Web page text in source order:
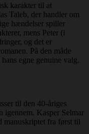
karakter til at
Taleb, der handler om
hændelser spiller
mens Peter (i
og det er
På den måde
egne genuine valg.
til den 40-åriges
igennem. Kasper Selmar
manuskriptet fra først til